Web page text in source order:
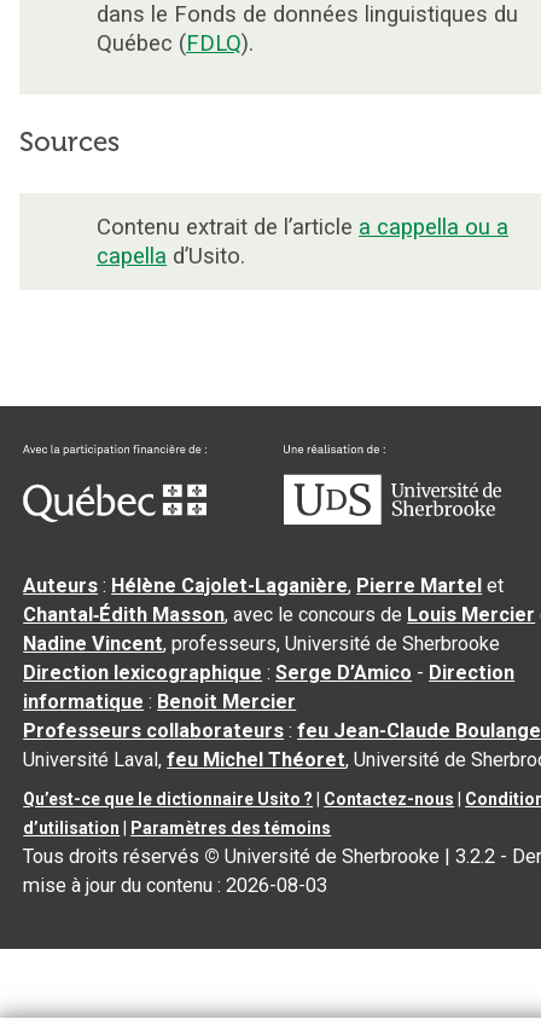
dans le Fonds de données linguistiques du
Québec (FDLQ).
Sources
Contenu extrait de l’article a cappella ou a
capella d’Usito.
Auteurs : Hélène Cajolet-Laganière, Pierre Martel et
Chantal‑Édith Masson, avec le concours de Louis Mercier
Nadine Vincent, professeurs, Université de Sherbrooke
Direction lexicographique :Serge D’Amico - Direction
informatique : Benoit Mercier
Professeurs collaborateurs :feu Jean-Claude
Université Laval,feu Michel Théoret, Université de
Qu’est-ce que le dictionnaire Usito ? Contactez-nous
d’utilisation
Paramètres des témoins
Tous droits réservés © Université de Sherbrooke |3.2.2 -
mise à jour du contenu :2026-08-03